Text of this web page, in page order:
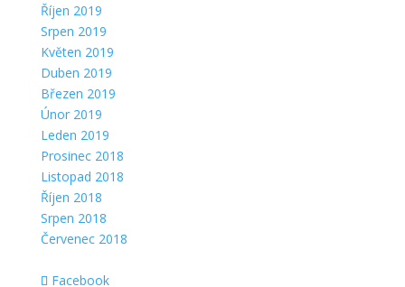
Říjen 2019
Srpen 2019
Květen 2019
Duben 2019
Březen 2019
Únor 2019
Leden 2019
Prosinec 2018
Listopad 2018
Říjen 2018
Srpen 2018
Červenec 2018
Facebook